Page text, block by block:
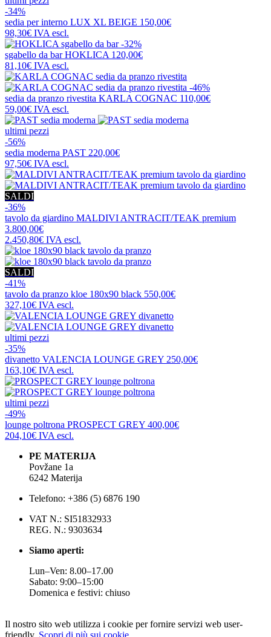
-34%
sedia per interno LUX XL BEIGE 150,00€
98,30€ IVA escl.
-32%
sgabello da barHOKLICA 120,00€
81,10€ IVA escl.
-46%
sedia da pranzo rivestita KARLA COGNAC 110,00€
59,00€ IVA escl.
ultimi pezzi
-56%
sedia moderna PAST 220,00€
97,50€ IVA escl.
SALDI
-36%
tavolo da giardino MALDIVI ANTRACIT/TEAK premium
3.800,00€
2.450,80€ IVA escl.
SALDI
-41%
tavolo da pranzo kloe 180x90 black 550,00€
327,10€ IVA escl.
ultimi pezzi
-35%
divanetto VALENCIA LOUNGE GREY 250,00€
163,10€ IVA escl.
ultimi pezzi
-49%
lounge poltrona PROSPECT GREY 400,00€
204,10€ IVA escl.
PE MATERIJA
Povžane 1a
6242 Materija
Telefono: +386 (5) 6876 190
VAT N.: SI51832933
REG. N.: 9303634
Siamo aperti:
Lun–Ven: 8.00–17.00
Sabato: 9:00–15:00
Domenica e festivi: chiuso
Il nostro sito web utilizza i cookie per fornire servizi web user-
friendly. Scopri di più sui cookie